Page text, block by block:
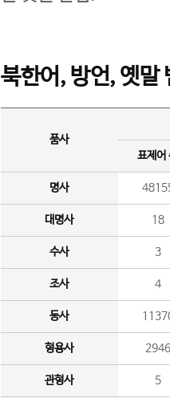
북한어, 방언, 옛말
품사
표제어
명사
대명사 18
수사 3
조사 4
동사
형용사 2946
관형사 5